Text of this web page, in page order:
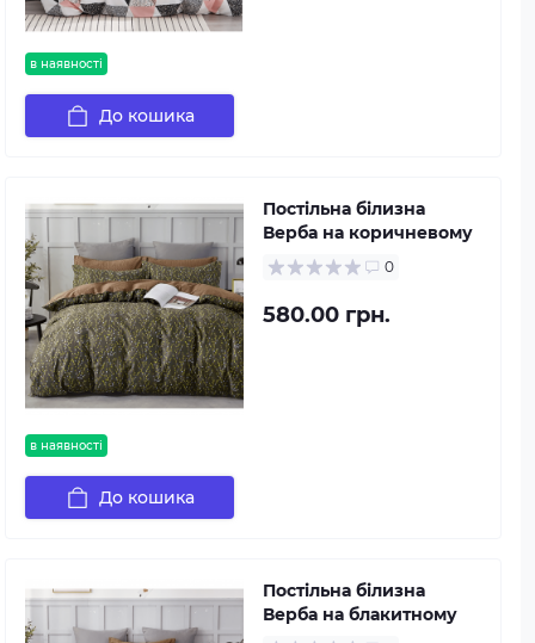
в наявності
До кошика
в наявності
Постільна білизна
Верба на коричневому
0
580.00 грн.
До кошика
Постільна білизна
Верба на блакитному